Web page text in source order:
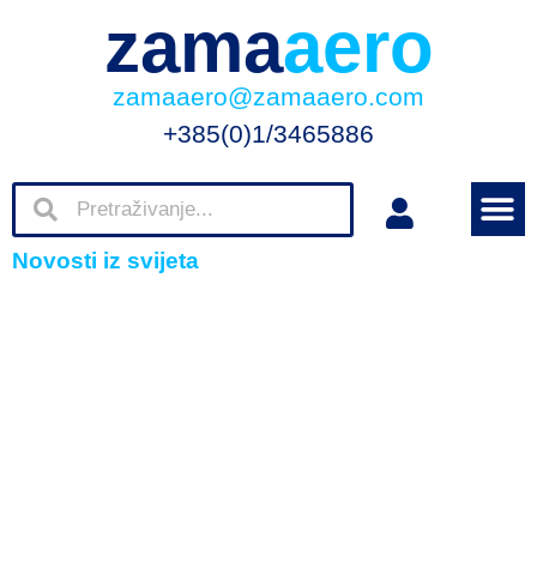
zamaaero
zamaaero@zamaaero.com
+385(0)1/3465886
Novosti iz svijeta